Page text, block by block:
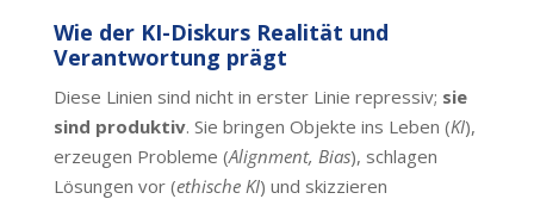
Wie der KI-Diskurs Realität und
Verantwortung prägt
Diese Linien sind nicht in erster Linie repressiv; sie
sind produktiv. Sie bringen Objekte ins Leben (KI),
erzeugen Probleme (Alignment, Bias), schlagen
Lösungen vor (ethische KI) und skizzieren